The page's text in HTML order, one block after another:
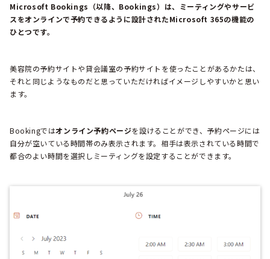
Microsoft Bookings（以降、Bookings）は、ミーティングやサービ
スをオンラインで予約できるように設計されたMicrosoft 365の機能の
ひとつです。
美容院の予約サイトや貸会議室の予約サイトを使ったことがあるかたは、
それと同じようなものだと思っていただければイメージしやすいかと思い
ます。
Bookingではオンライン予約ページを設けることができ、予約ページには
自分が空いている時間帯のみ表示されます。相手は表示されている時間で
都合のよい時間を選択しミーティングを設定することができます。